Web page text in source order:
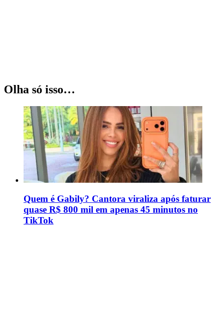
Olha só isso…
Quem é Gabily? Cantora viraliza após faturar
quase R$ 800 mil em apenas 45 minutos no
TikTok